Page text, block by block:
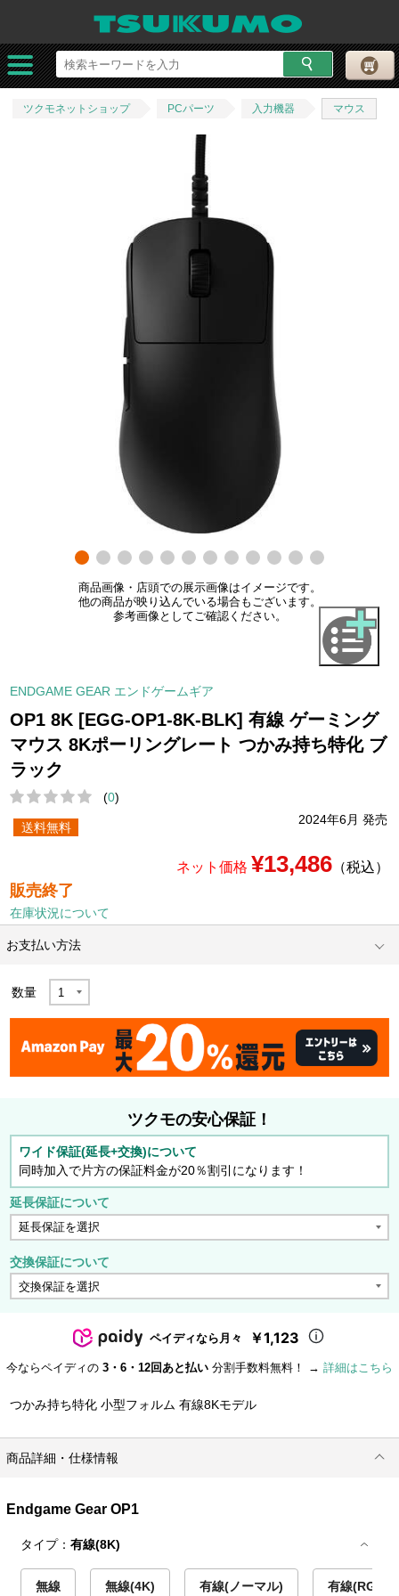
ツクモネットショップ PCパーツ 入力機器 マウス
商品画像・店頭での展示画像はイメージです。
他の商品が映り込んでいる場合もございます。
参考画像としてご確認ください。
ENDGAME GEAR エンドゲームギア
OP1 8K [EGG-OP1-8K-BLK] 有線 ゲーミング
マウス 8Kポーリングレート つかみ持ち特化 ブ
ラック
(0)
2024年6月 発売
送料無料
ネット価格 ¥13,486（税込）
販売終了
在庫状況について
お支払い方法
数量
ツクモの安心保証！
ワイド保証(延長+交換)について
同時加入で片方の保証料金が20％割引になります！
延長保証について
交換保証について
ペイディなら月々 ￥1,123
今ならペイディの 3・6・12回あと払い 分割手数料無料！ → 詳細はこちら
つかみ持ち特化 小型フォルム 有線8Kモデル
商品詳細・仕様情報
Endgame Gear OP1
タイプ：有線(8K)
無線 無線(4K) 有線(ノーマル) 有線(RGB)